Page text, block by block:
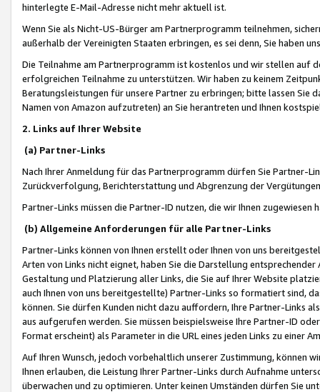
hinterlegte E-Mail-Adresse nicht mehr aktuell ist.
Wenn Sie als Nicht-US-Bürger am Partnerprogramm teilnehmen,
außerhalb der Vereinigten Staaten erbringen, es sei denn, Sie haben
Die Teilnahme am Partnerprogramm ist kostenlos und wir stellen auf
erfolgreichen Teilnahme zu unterstützen. Wir haben zu keinem
Beratungsleistungen für unsere Partner zu erbringen; bitte lassen Sie
Namen von Amazon aufzutreten) an Sie herantreten und Ihnen
2. Links auf Ihrer Website
(a) Partner-Links
Nach Ihrer Anmeldung für das Partnerprogramm dürfen Sie Partner-
Zurückverfolgung, Berichterstattung und Abgrenzung der
Partner-Links müssen die Partner-ID nutzen, die wir Ihnen zugewiesen
(b) Allgemeine Anforderungen für alle Partner-Links
Partner-Links können von Ihnen erstellt oder Ihnen von uns
Arten von Links nicht eignet, haben Sie die Darstellung
Gestaltung und Platzierung aller Links, die Sie auf Ihrer Website
auch Ihnen von uns bereitgestellte) Partner-Links so formatiert sind,
können. Sie dürfen Kunden nicht dazu auffordern, Ihre Partner-Links
aus aufgerufen werden. Sie müssen beispielsweise Ihre Partner-ID
Format erscheint) als Parameter in die URL eines jeden Links zu einer
Auf Ihren Wunsch, jedoch vorbehaltlich unserer Zustimmung, können
Ihnen erlauben, die Leistung Ihrer Partner-Links durch Aufnahme
überwachen und zu optimieren. Unter keinen Umständen dürfen Sie